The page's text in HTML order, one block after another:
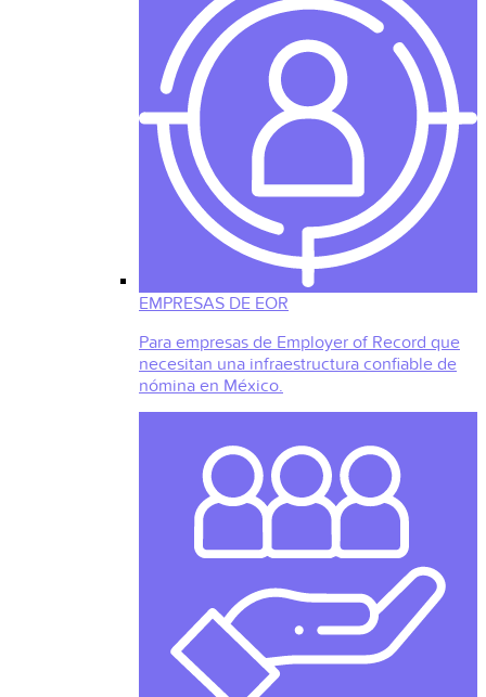
EMPRESAS DE EOR
Para empresas de Employer of Record que
necesitan una infraestructura confiable de
nómina en México.